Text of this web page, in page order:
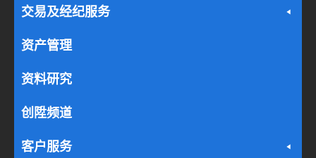
交易及经纪服务
资产管理
资料研究
创陞频道
客户服务